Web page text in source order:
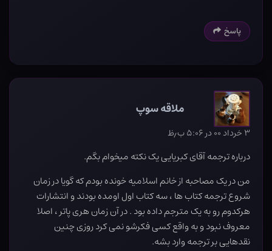
پاسخ
ملاقه سوپ
۳ خرداد ۰۰ در ۵:۰۶ ب٫ظ
درباره ترجمه آقای کبریایی یک نکته میخوام بگم.
من در یک مصاحبه از خانم اسلامیه خونده بودم که گویا در زمان
شروع ترجمه کتاب ها ، سه کتاب اول اومده بودند و انتشارات
هرکدوم رو به یک مترجم داده بود . در آن زمان هری پاتر ، اصلا
معروف نبود و به واقع کسی فکرشو نمی کرد روزی چنین
نقدهایی بر ترجمه وارد بشه.